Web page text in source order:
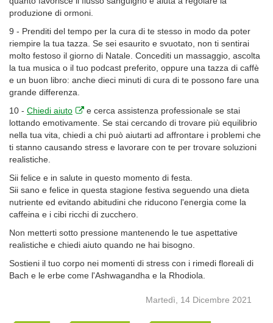
produzione di ormoni.
9 - Prenditi del tempo per la cura di te stesso in modo da poter
riempire la tua tazza. Se sei esaurito e svuotato, non ti sentirai
molto festoso il giorno di Natale. Concediti un massaggio, ascolta
la tua musica o il tuo podcast preferito, oppure una tazza di caffè
e un buon libro: anche dieci minuti di cura di te possono fare una
grande differenza.
10 - Chiedi aiuto
e cerca assistenza professionale se stai
lottando emotivamente. Se stai cercando di trovare più equilibrio
nella tua vita, chiedi a chi può aiutarti ad affrontare i problemi che
ti stanno causando stress e lavorare con te per trovare soluzioni
realistiche.
Sii felice e in salute in questo momento di festa.
Sii sano e felice in questa stagione festiva seguendo una dieta
nutriente ed evitando abitudini che riducono l'energia come la
caffeina e i cibi ricchi di zucchero.
Non metterti sotto pressione mantenendo le tue aspettative
realistiche e chiedi aiuto quando ne hai bisogno.
Sostieni il tuo corpo nei momenti di stress con i rimedi floreali di
Bach e le erbe come l'Ashwagandha e la Rhodiola.
Martedì, 14 Dicembre 2021